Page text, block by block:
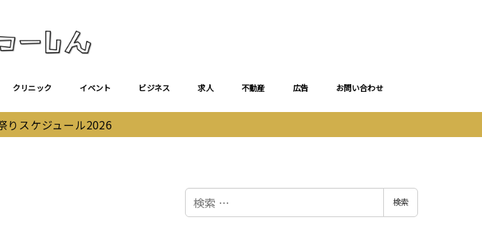
クリニック イベント ビジネス 求人 不動産 広告 お問い合わせ
りスケジュール2026
検
検索